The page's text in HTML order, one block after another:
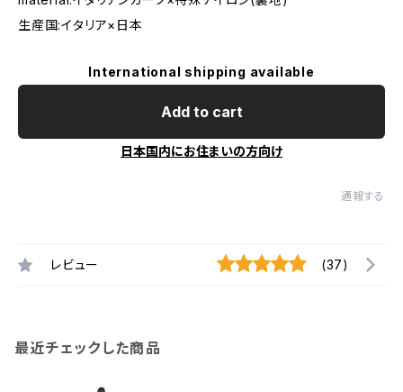
生産国:イタリア×日本
International shipping available
Add to cart
日本国内にお住まいの方向け
通報する
レビュー (37)
最近チェックした商品